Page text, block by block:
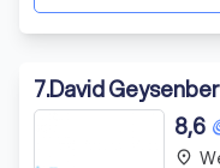
7.David
8,6
place